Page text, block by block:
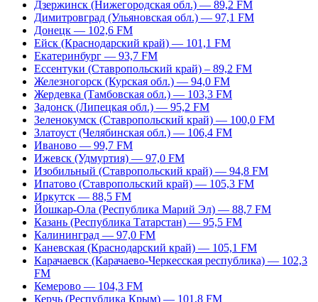
Дзержинск (Нижегородская обл.) — 89,2 FM
Димитровград (Ульяновская обл.) — 97,1 FM
Донецк — 102,6 FM
Ейск (Краснодарский край) — 101,1 FM
Екатеринбург — 93,7 FM
Ессентуки (Ставропольский край) – 89,2 FM
Железногорск (Курская обл.) — 94,0 FM
Жердевка (Тамбовская обл.) — 103,3 FM
Задонск (Липецкая обл.) — 95,2 FM
Зеленокумск (Ставропольский край) — 100,0 FM
Златоуст (Челябинская обл.) — 106,4 FM
Иваново — 99,7 FM
Ижевск (Удмуртия) — 97,0 FM
Изобильный (Ставропольский край) — 94,8 FM
Ипатово (Ставропольский край) — 105,3 FM
Иркутск — 88,5 FM
Йошкар-Ола (Республика Марий Эл) — 88,7 FM
Казань (Республика Татарстан) — 95,5 FM
Калининград — 97,0 FM
Каневская (Краснодарский край) — 105,1 FM
Карачаевск (Карачаево-Черкесская республика) — 102,3
FM
Кемерово — 104,3 FM
Керчь (Республика Крым) — 101,8 FM